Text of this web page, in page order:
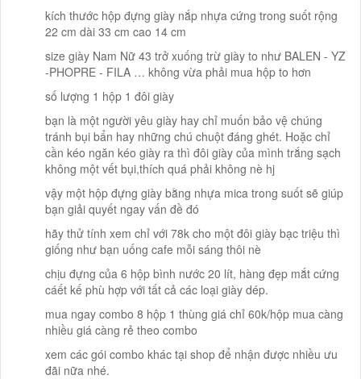
kích thước hộp đựng giày nắp nhựa cứng trong suốt rộng
22 cm dài 33 cm cao 14 cm
size giày Nam Nữ 43 trở xuống trừ giày to như BALEN - YZ
-PHOPRE - FILA … không vừa phải mua hộp to hơn
số lượng 1 hộp 1 đôi giày
bạn là một người yêu giày hay chỉ muốn bảo vệ chúng
tránh bụi bẩn hay những chú chuột đáng ghét. Hoặc chỉ
cần kéo ngăn kéo giày ra thì đôi giày của mình trắng sạch
không một vết bụi,thích quá phải không nè hj
vậy một hộp đựng giày bằng nhựa mica trong suốt sẽ giúp
bạn giải quyết ngay vấn đề đó
hãy thử tính xem chỉ với 78k cho một đôi giày bạc triệu thì
giống như bạn uống cafe mỗi sáng thôi nè
chịu đựng của 6 hộp bình nước 20 lít, hàng đẹp mắt cứng
cáết kế phù hợp với tất cả các loại giày dép.
mua ngay combo 8 hộp 1 thùng giá chỉ 60k/hộp mua càng
nhiều giá càng rẻ theo combo
xem các gói combo khác tại shop để nhận được nhiều ưu
đãi nữa nhé.